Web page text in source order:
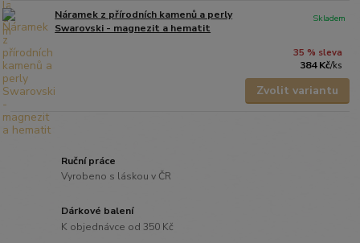
Náramek z přírodních kamenů a perly
Swarovski - magnezit a hematit
35 % sleva
384 Kč/ks
Skladem
Zvolit variantu
Ruční práce
Vyrobeno s láskou v ČR
Dárkové balení
K objednávce od 350 Kč